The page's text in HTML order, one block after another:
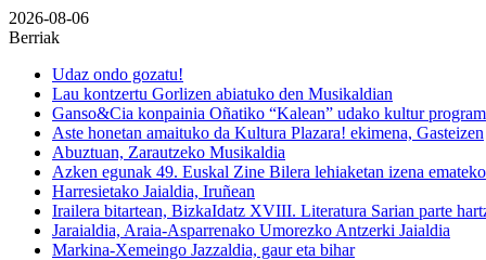
2026-08-06
Berriak
Udaz ondo gozatu!
Lau kontzertu Gorlizen abiatuko den Musikaldian
Ganso&Cia konpainia Oñatiko “Kalean” udako kultur
Aste honetan amaituko da Kultura Plazara! ekimena, Gasteizen
Abuztuan, Zarautzeko Musikaldia
Azken egunak 49. Euskal Zine Bilera lehiaketan izena emateko
Harresietako Jaialdia, Iruñean
Irailera bitartean, BizkaIdatz XVIII. Literatura Sarian parte
Jaraialdia, Araia-Asparrenako Umorezko Antzerki Jaialdia
Markina-Xemeingo Jazzaldia, gaur eta bihar